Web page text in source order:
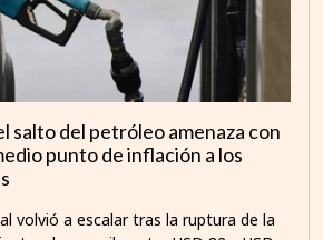
salto del petróleo amenaza con
punto de inflación a los
volvió a escalar tras la ruptura de la